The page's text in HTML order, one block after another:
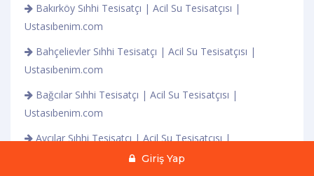
Giriş Yap
Bakırköy Sıhhi Tesisatçı | Acil Su Tesisatçısı |
Ustasıbenim.com
Bahçelievler Sıhhi Tesisatçı | Acil Su Tesisatçısı |
Ustasıbenim.com
Bağcılar Sıhhi Tesisatçı | Acil Su Tesisatçısı |
Ustasıbenim.com
Avcılar Sıhhi Tesisatçı | Acil Su Tesisatçısı |